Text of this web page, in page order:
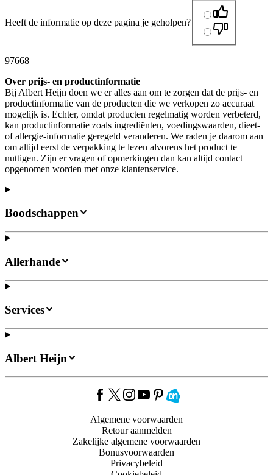
Heeft de informatie op deze pagina je geholpen?
97668
Over prijs- en productinformatie
Bij Albert Heijn doen we er alles aan om te zorgen dat de prijs- en
productinformatie van de producten die we verkopen zo accuraat
mogelijk is. Echter, omdat producten regelmatig worden verbeterd,
kan productinformatie zoals ingrediënten, voedingswaarden, dieet-
of allergie-informatie geregeld veranderen. We raden je daarom aan
om altijd eerst de verpakking te lezen alvorens het product te
nuttigen. Zijn er vragen of opmerkingen dan kan altijd contact
opgenomen worden met onze klantenservice.
Boodschappen
Allerhande
Services
Albert Heijn
Algemene voorwaarden
Retour aanmelden
Zakelijke algemene voorwaarden
Bonusvoorwaarden
Privacybeleid